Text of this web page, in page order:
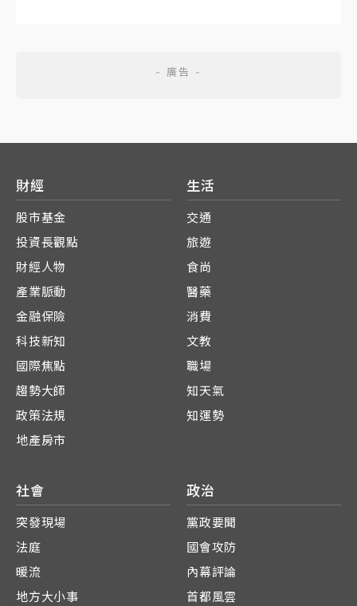
財經
股市基金
投資長觀點
財經人物
產業脈動
金融保險
科技新知
國際焦點
趨勢大師
政策法規
地產房市
生活
交通
旅遊
食尚
醫藥
消費
文教
職場
知天氣
知運勢
社會
突發現場
法庭
暖流
地方大小事
政治
黨政要聞
國會攻防
內幕評論
首都風雲